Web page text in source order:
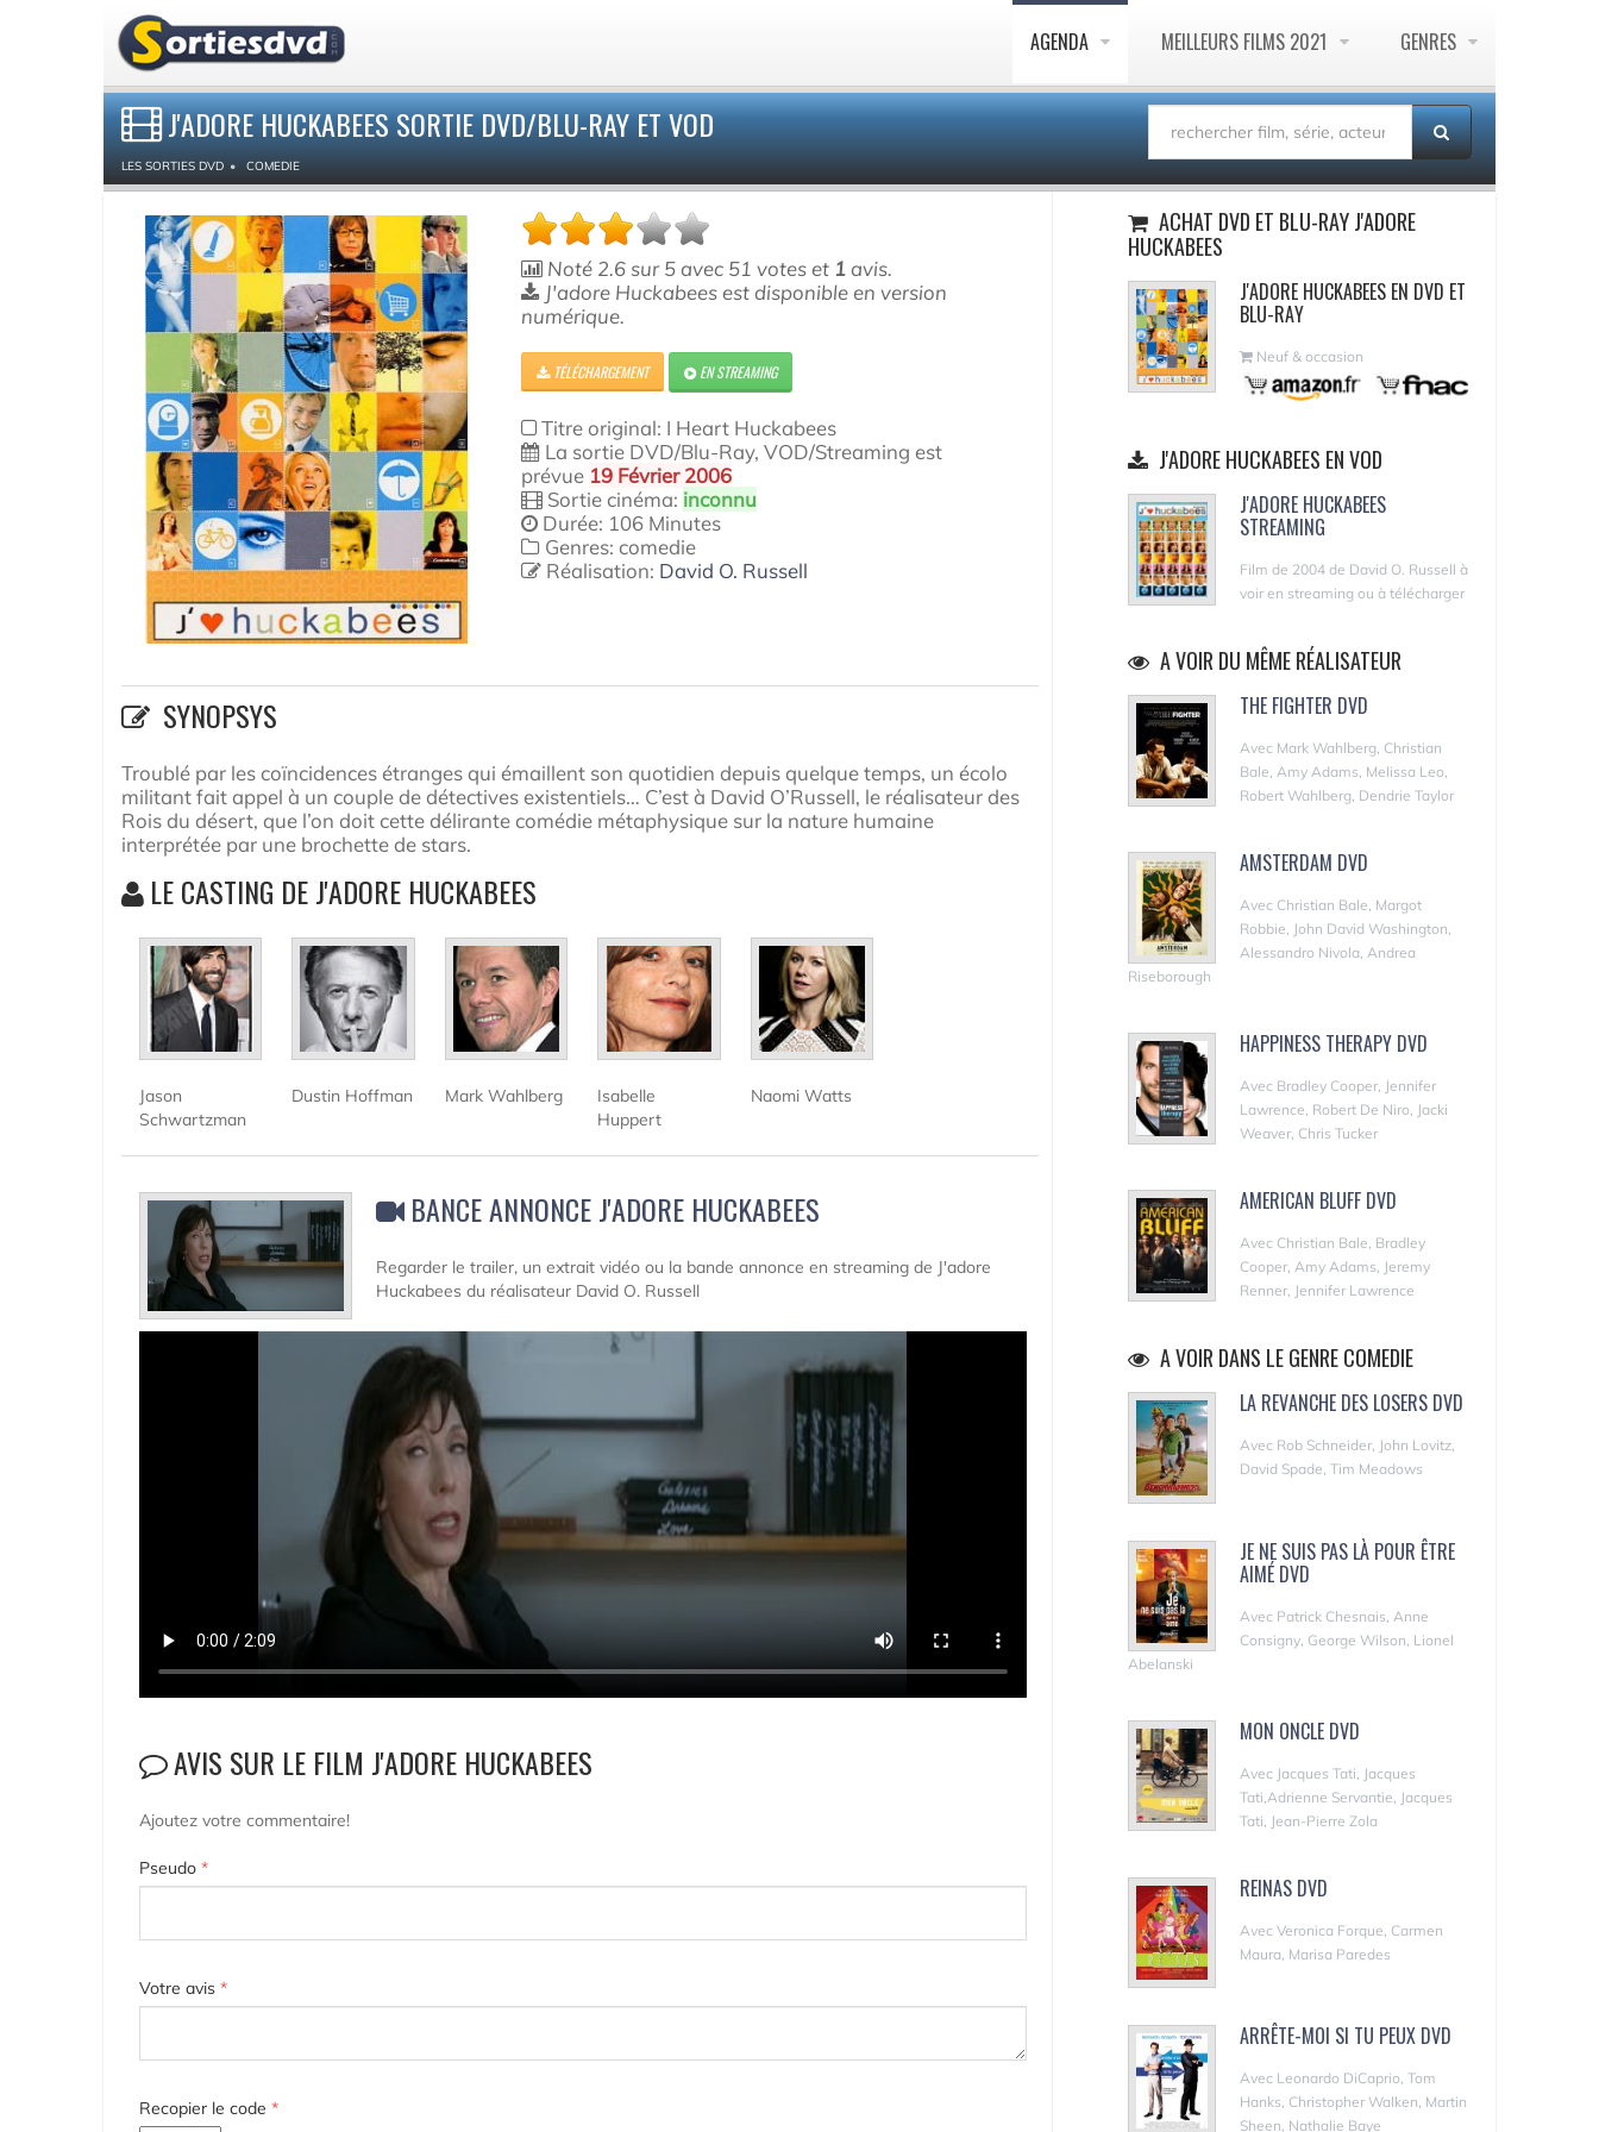
AGENDA MEILLEURS FILMS 2021 GENRES
J'ADORE HUCKABEES SORTIE DVD/BLU-RAY ET VOD
LES SORTIES DVD COMEDIE
Noté 2.6sur5 avec 51 votes et 1 avis.
J'adore Huckabees est disponible en version
numérique.
TÉLÉCHARGEMENT EN STREAMING
Titre original: I Heart Huckabees
La sortie DVD/Blu-Ray, VOD/Streaming est
prévue 19 Février 2006
Sortie cinéma: inconnu
Durée: 106 Minutes
Genres: comedie
Réalisation: David O. Russell
SYNOPSYS
Troublé par les coïncidences étranges qui émaillent son quotidien depuis quelque temps, un écolo
militant fait appel à un couple de détectives existentiels… C’est à David O’Russell, le réalisateur des
Rois du désert, que l’on doit cette délirante comédie métaphysique sur la nature humaine
interprétée par une brochette de stars.
LE CASTING DE J'ADORE HUCKABEES
Jason
Schwartzman
Dustin Hoffman Mark Wahlberg
Isabelle
Huppert
Naomi Watts
BANCE ANNONCE J'ADORE HUCKABEES
Regarder le trailer, un extrait vidéo ou la bande annonce en streaming de J'adore
Huckabees du réalisateur David O. Russell
AVIS SUR LE FILM J'ADORE HUCKABEES
Ajoutez votre commentaire!
Pseudo *
Votre avis *
Recopier le code *
ACHAT DVD ET BLU-RAY J'ADORE
HUCKABEES
J'ADORE HUCKABEES EN DVD ET
BLU-RAY
Neuf & occasion
J'ADORE HUCKABEES EN VOD
J'ADORE HUCKABEES
STREAMING
Film de 2004 de David O. Russell à
voir en streaming ou à télécharger
A VOIR DU MÊME RÉALISATEUR
THE FIGHTER DVD
Avec Mark Wahlberg, Christian
Bale, Amy Adams, Melissa Leo,
Robert Wahlberg, Dendrie Taylor
AMSTERDAM DVD
Avec Christian Bale, Margot
Robbie, John David Washington,
Alessandro Nivola, Andrea
Riseborough
HAPPINESS THERAPY DVD
Avec Bradley Cooper, Jennifer
Lawrence, Robert De Niro, Jacki
Weaver, Chris Tucker
AMERICAN BLUFF DVD
Avec Christian Bale, Bradley
Cooper, Amy Adams, Jeremy
Renner, Jennifer Lawrence
A VOIR DANS LE GENRE COMEDIE
LA REVANCHE DES LOSERS DVD
Avec Rob Schneider, John Lovitz,
David Spade, Tim Meadows
JE NE SUIS PAS LÀ POUR ÊTRE
AIMÉ DVD
Avec Patrick Chesnais, Anne
Consigny, George Wilson, Lionel
Abelanski
MON ONCLE DVD
Avec Jacques Tati, Jacques
Tati,Adrienne Servantie, Jacques
Tati, Jean-Pierre Zola
REINAS DVD
Avec Veronica Forque, Carmen
Maura, Marisa Paredes
ARRÊTE-MOI SI TU PEUX DVD
Avec Leonardo DiCaprio, Tom
Hanks, Christopher Walken, Martin
Sheen, Nathalie Baye